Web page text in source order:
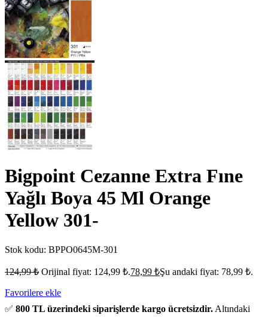
Bigpoint Cezanne Extra Fıne
Yağlı Boya 45 Ml Orange
Yellow 301-
Stok kodu: BPPO0645M-301
124,99₺ Orijinal fiyat: 124,99 ₺.78,99 ₺Şu andaki fiyat: 78,99 ₺.
Favorilere ekle
✅ 800 TL üzerindeki siparişlerde kargo ücretsizdir. Altındaki